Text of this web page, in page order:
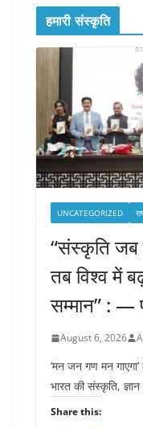
हमारी संस्कृति
UNCATEGORIZED
“संस्कृति जब
तब विश्व में
सम्मान” : —
August 6, 2026
‘मन जन गण मन गाएगा’
भारत की संस्कृति,
Share this: